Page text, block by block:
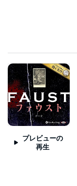
プレビューの
再生